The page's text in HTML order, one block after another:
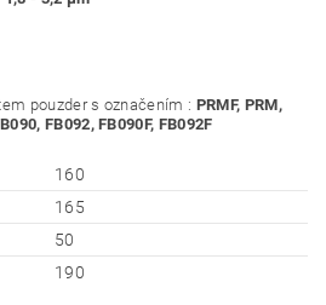
pouzder s označením : PRMF, PRM,
FB092, FB090F, FB092F
160
165
50
190